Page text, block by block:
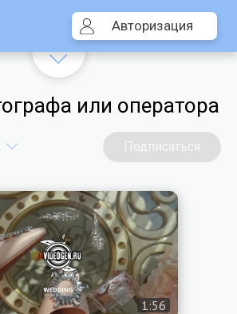
Авторизация
или оператора
Подписаться
1:56